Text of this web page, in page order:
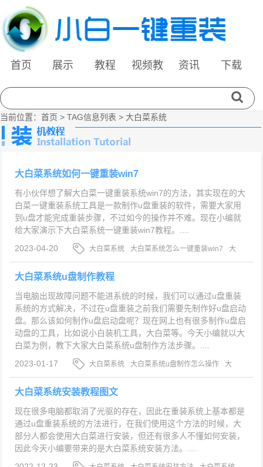
首页 展示 教程
视频教
资讯 下载
当前位置： 首页 > TAG信息列表 > 大白菜系统
大白菜系统如何一键重装win7
有小伙伴想了解大白菜一键重装系统win7的方法，其实现在的大
白菜一键重装系统工具是一款制作u盘重装的软件，需要大家用
到u盘才能完成重装步骤，不过如今的操作并不难。现在小编就
给大家演示下大白菜系统一键重装win7教程。....
2023-04-20
大白菜系统 大白菜系统怎么一键重装win7
大
白菜系统一键重装win7教程
大白菜系统u盘制作教程
当电脑出现故障问题不能进系统的时候，我们可以通过u盘重装
系统的方式解决，不过在u盘重装之前我们需要先制作好u盘启动
盘。那么该如何制作u盘启动盘呢？现在网上也有很多制作u盘启
动盘的工具，比如说小白装机工具，大白菜等。今天小编就以大
白菜为例，教下大家大白菜系统u盘制作方法步骤。....
2023-01-17
大白菜系统 大白菜系统u盘制作怎么操作
大
白菜系统u盘制作方法步骤
大白菜系统安装教程图文
现在很多电脑都取消了光驱的存在，因此在重装系统上基本都是
通过u盘重装系统的方法进行，在我们使用这个方法的时候，大
部分人都会使用大白菜进行安装，但还有很多人不懂如何安装，
因此今天小编要带来的是大白菜系统安装方法。....